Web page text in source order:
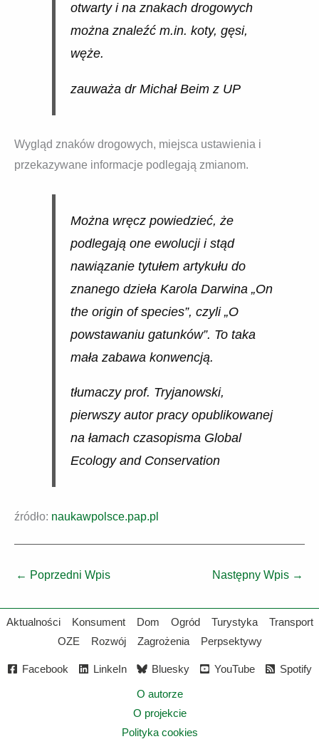
otwarty i na znakach drogowych
można znaleźć m.in. koty, gęsi,
węże.
zauważa dr Michał Beim z UP
Wygląd znaków drogowych, miejsca ustawienia i
przekazywane informacje podlegają zmianom.
Można wręcz powiedzieć, że
podlegają one ewolucji i stąd
nawiązanie tytułem artykułu do
znanego dzieła Karola Darwina „On
the origin of species”, czyli „O
powstawaniu gatunków”. To taka
mała zabawa konwencją.
tłumaczy prof. Tryjanowski,
pierwszy autor pracy opublikowanej
na łamach czasopisma Global
Ecology and Conservation
źródło: naukawpolsce.pap.pl
← Poprzedni Wpis Następny Wpis →
Aktualności Konsument Dom Ogród Turystyka
Transport
OZE
Rozwój Zagrożenia Perpsektywy
Facebook LinkeIn Bluesky YouTube Spotify
O autorze
O projekcie
Polityka cookies